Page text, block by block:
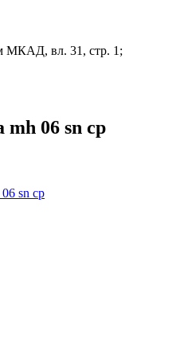
МКАД, вл. 31, стр. 1;
mh 06 sn cp